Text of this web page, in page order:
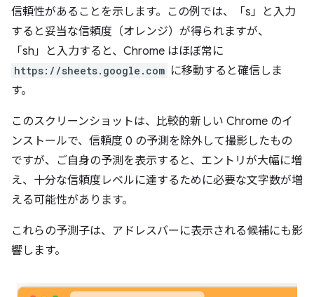
信頼性があることを示します。この例では、「s」と入力
すると妥当な信頼度（オレンジ）が得られますが、
「sh」と入力すると、Chrome はほぼ常に
https://sheets.google.com に移動すると確信しま
す。
このスクリーンショットは、比較的新しい Chrome のイ
ンストールで、信頼度 0 の予測を除外して撮影したもの
ですが、ご自身の予測を表示すると、エントリが大幅に増
え、十分な信頼度レベルに達するために必要な文字数が増
える可能性があります。
これらの予測子は、アドレスバーに表示される候補にも影
響します。